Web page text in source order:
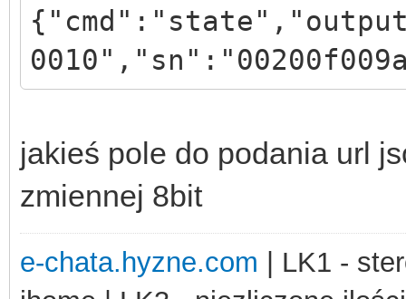
jakieś pole do podania url
zmiennej 8bit
e-chata.hyzne.com | LK1 -